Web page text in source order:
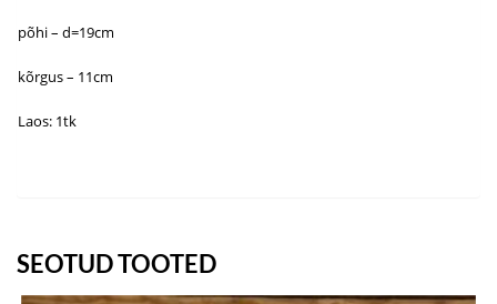
põhi – d=19cm
kõrgus – 11cm
Laos: 1tk
SEOTUD TOOTED